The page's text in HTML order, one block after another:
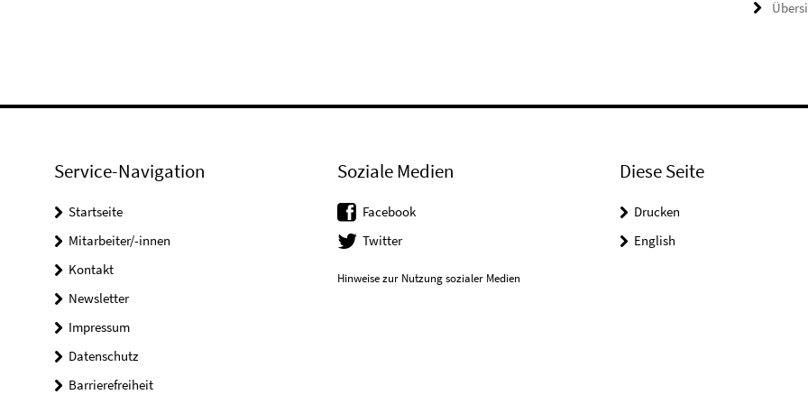
Service-Navigation
Startseite
Mitarbeiter/-innen
Kontakt
Newsletter
Impressum
Datenschutz
Barrierefreiheit
Soziale Medien
Facebook
Twitter
Hinweise zur Nutzung sozialer Medien
Diese Seite
Drucken
English